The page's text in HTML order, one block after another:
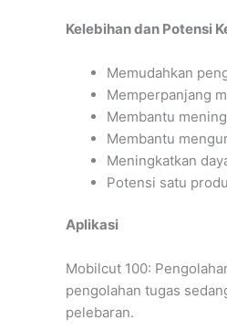
Kelebihan dan Potensi
Memudahkan
Memperpanjang
Membantu
Membantu
Meningkatkan
Potensi satu
Aplikasi
Mobilcut 100:
pengolahan tugas
pelebaran.